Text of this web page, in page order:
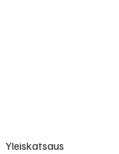
Yleiskatsaus